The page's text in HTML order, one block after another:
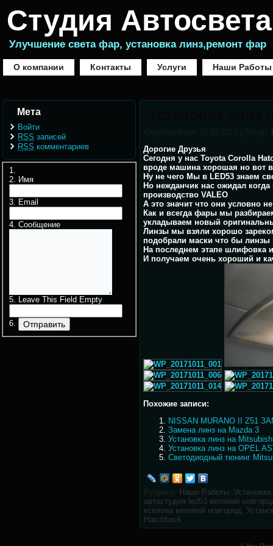
Студия
Улучшение света фар, установка линз,ремонт фар
О компании Контакты Услуги Наши Работы
Мета
Войти
RSS записей
RSS комментариев
Имя
Email
Сообщение
Leave This Field Empty
Опубликовано
Дорогие Друзья
Сегодня у нас Toyota Corolla
вроде машина хорошая но вот
Ну не чего Мы в LED53 знаем
Но нежданчик нас ожидал
производство VALEO
А это значит что они условно
Как и всегда фары мы
укладываем новый
Линзы мы взяли хорошо
подобрали маски что бы
На последнем этапе шлифовка
И получаем очень хороший и
Похожие записи:
NISSAN MURANO II Z51
Замена линз на Mazda 3
Установка линз на
Установка линз на OPEL
Светодиодный тюнинг
Рубрика: Наши Работы,
автостудия led53 великий
ксенона великий новгород,
Hatchback